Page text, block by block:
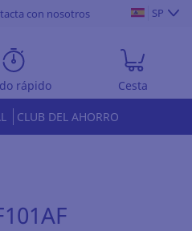
con nosotros SP
rápido Cesta
CLUB DEL AHORRO